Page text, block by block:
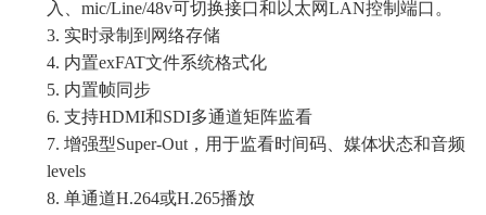
入、 mic/Line/48v可切换接口和以太网LAN控制 端口。
3. 实时录制到网络存储
4. 内置exFAT文件系统格式化
5. 内置帧同步
6. 支持HDMI和SDI多通道矩阵监看
7. 增强型Super-Out，用于监看时间码、媒体状态和音频
levels
8. 单通道H.264或H.265播放